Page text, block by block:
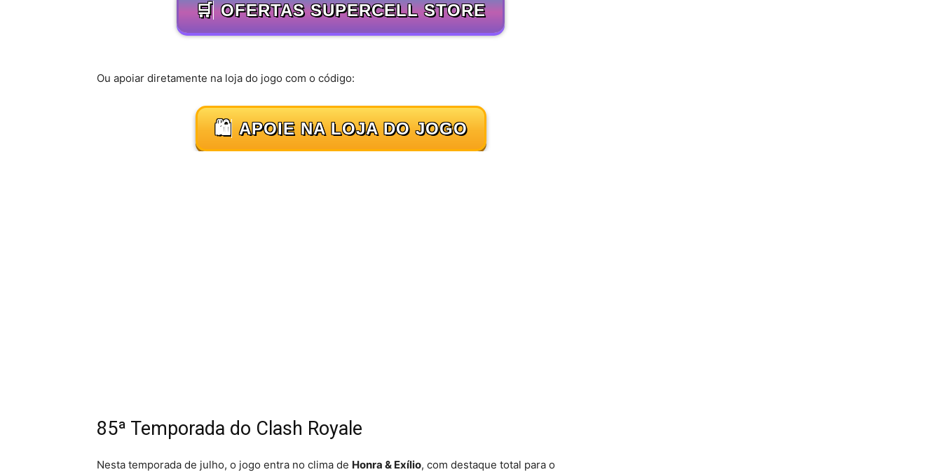
🛒 OFERTAS SUPERCELL STORE
Ou apoiar diretamente na loja do jogo com o código:
🛍️ APOIE NA LOJA DO JOGO
85ª Temporada do Clash Royale
Nesta temporada de julho, o jogo entra no clima de Honra & Exílio, com destaque total para o